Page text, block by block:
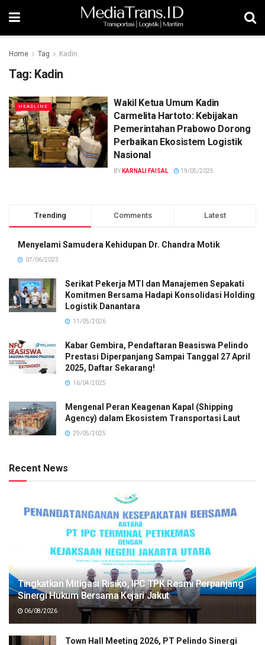
Home Tag Kadin
Tag: Kadin
HEADLINE
Wakil Ketua Umum Kadin
Carmelita Hartoto: Kebijakan
Pemerintahan Prabowo Dorong
Perbaikan Ekosistem Logistik
Nasional
BY KARNALI FAISAL 19/05/2025
Trending Comments Latest
Menyelami Samudera Kehidupan Dr. Chandra Motik
07/06/2023
Serikat Pekerja MTI dan Manajemen Sepakati
Komitmen Bersama Hadapi Konsolidasi Holding
Logistik Danantara
11/05/2026
Kabar Gembira, Pendaftaran Beasiswa Pelindo
Prestasi Diperpanjang Sampai Tanggal 27 April
2025, Daftar Sekarang!
16/04/2025
Mengenal Peran Keagenan Kapal (Shipping
Agency) dalam Ekosistem Transportasi Laut
29/05/2025
Recent News
Tingkatkan Mitigasi Risiko, IPC TPK Resmi Perpanjang
Sinergi Hukum Bersama Kejari Jakut
06/08/2026
Town Hall Meeting 2026, PT Pelindo Sinergi